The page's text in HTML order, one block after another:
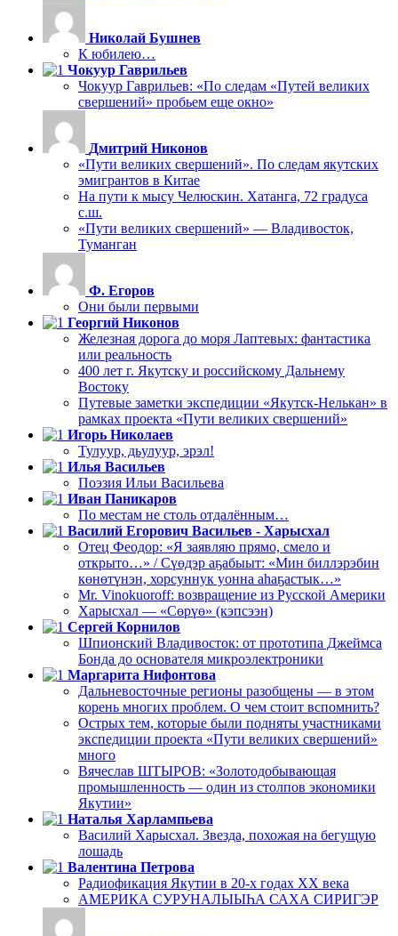
Николай Бушнев
К юбилею…
Чокуур Гаврильев
Чокуур Гаврильев: «По следам «Путей великих
свершений» пробьем еще окно»
Дмитрий Никонов
«Пути великих свершений». По следам якутских
эмигрантов в Китае
На пути к мысу Челюскин. Хатанга, 72 градуса
с.ш.
«Пути великих свершений» — Владивосток,
Туманган
Ф. Егоров
Они были первыми
Георгий Никонов
Железная дорога до моря Лаптевых: фантастика
или реальность
400 лет г. Якутску и российскому Дальнему
Востоку
Путевые заметки экспедиции «Якутск-Нелькан» в
рамках проекта «Пути великих свершений»
Игорь Николаев
Тулуур, дьулуур, эрэл!
Илья Васильев
Поэзия Ильи Васильева
Иван Паникаров
По местам не столь отдалённым…
Василий Егорович Васильев - Харысхал
Отец Феодор: «Я заявляю прямо, смело и
открыто…» / Сүөдэр аҕабыыт: «Мин биллэрэбин
көнөтүнэн, хорсуннук уонна аһаҕастык…»
Mr. Vinokuoroff: возвращение из Русской Америки
Харысхал — «Сөрүө» (кэпсээн)
Сергей Корнилов
Шпионский Владивосток: от прототипа Джеймса
Бонда до основателя микроэлектроники
Маргарита Нифонтова
Дальневосточные регионы разобщены — в этом
корень многих проблем. О чем стоит вспомнить?
Острых тем, которые были подняты участниками
экспедиции проекта «Пути великих свершений»
много
Вячеслав ШТЫРОВ: «Золотодобывающая
промышленность — один из столпов экономики
Якутии»
Наталья Харлампьева
Василий Харысхал. Звезда, похожая на бегущую
лошадь
Валентина Петрова
Радиофикация Якутии в 20-х годах ХХ века
АМЕРИКА СУРУНАЛЫЫҺА САХА СИРИГЭР